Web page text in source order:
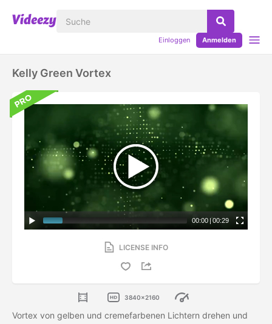
Einloggen Anmelden
Kelly Green Vortex
00:00 | 00:29
LICENSE INFO
3840x2160
Vortex von gelben und cremefarbenen Lichtern drehen und